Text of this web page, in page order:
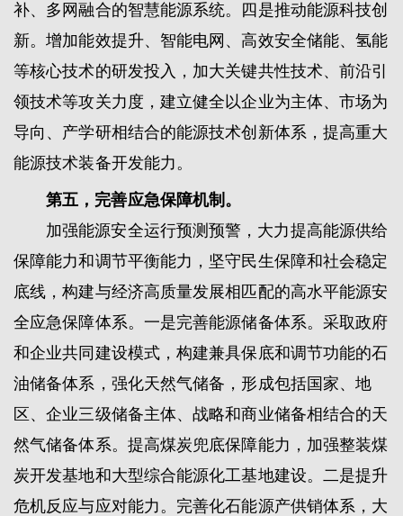
补、多网融合的智慧能源系统。四是推动能源科技创
新。增加能效提升、智能电网、高效安全储能、氢能
等核心技术的研发投入，加大关键共性技术、前沿引
领技术等攻关力度，建立健全以企业为主体、市场为
导向、产学研相结合的能源技术创新体系，提高重大
能源技术装备开发能力。
第五，完善应急保障机制。
加强能源安全运行预测预警，大力提高能源供给
保障能力和调节平衡能力，坚守民生保障和社会稳定
底线，构建与经济高质量发展相匹配的高水平能源安
全应急保障体系。一是完善能源储备体系。采取政府
和企业共同建设模式，构建兼具保底和调节功能的石
油储备体系，强化天然气储备，形成包括国家、地
区、企业三级储备主体、战略和商业储备相结合的天
然气储备体系。提高煤炭兜底保障能力，加强整装煤
炭开发基地和大型综合能源化工基地建设。二是提升
危机反应与应对能力。完善化石能源产供销体系，大